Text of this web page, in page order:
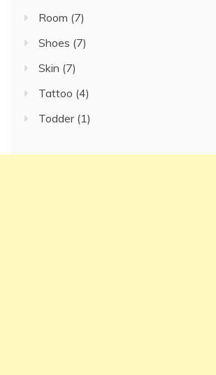
Room (7)
Shoes (7)
Skin (7)
Tattoo (4)
Todder(1)